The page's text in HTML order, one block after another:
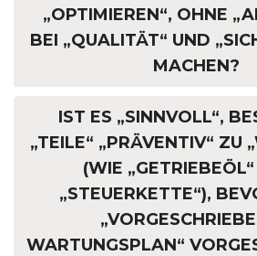
„OPTIMIEREN“, OHNE
BEI „QUALITÄT“ UND
MACHEN?
IST ES „SINNVOLL“,
„TEILE“ „PRÄVENTIV“ ZU
(WIE
„STEUERKETTE“),
WARTUNGSPLAN“